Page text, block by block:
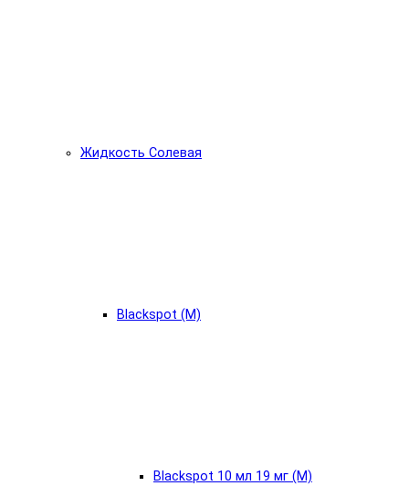
Жидкость Солевая
Blackspot (М)
Blackspot 10 мл 19 мг (М)